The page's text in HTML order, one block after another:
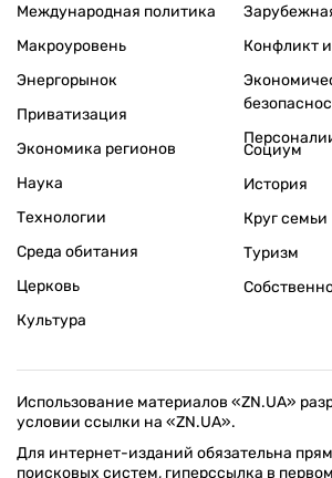
Международная политика
Макроуровень
Энергорынок
Приватизация
Экономика регионов
Конфликт
Наука
Технологии
Среда обитания
Церковь
Культура
Социум
История
Круг семьи
Туризм
Использование материалов «ZN.UA»
условии ссылки на «ZN.UA».
Для интернет-изданий обязательна
поисковых систем, гиперссылка в